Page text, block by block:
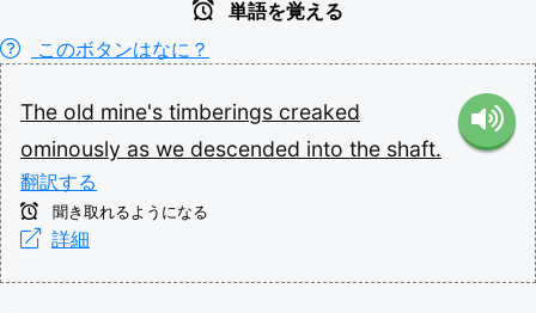
単語を覚える
このボタンはなに？
The old mine's timberings creaked
ominously as we descended into the shaft.
翻訳する
聞き取れるようになる
詳細